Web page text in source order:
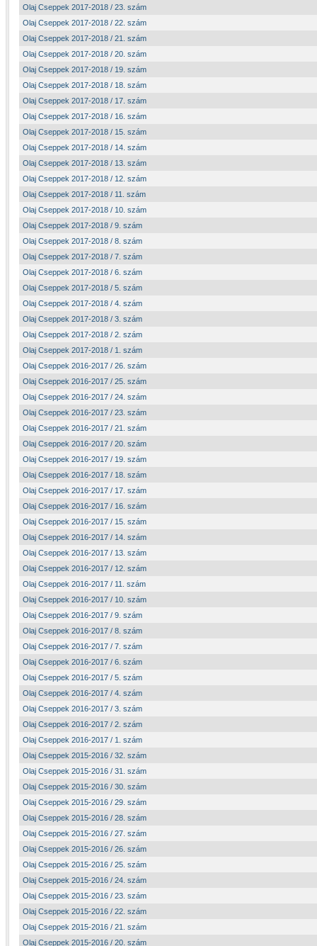
Olaj Cseppek 2017-2018 / 23. szám
Olaj Cseppek 2017-2018 / 22. szám
Olaj Cseppek 2017-2018 / 21. szám
Olaj Cseppek 2017-2018 / 20. szám
Olaj Cseppek 2017-2018 / 19. szám
Olaj Cseppek 2017-2018 / 18. szám
Olaj Cseppek 2017-2018 / 17. szám
Olaj Cseppek 2017-2018 / 16. szám
Olaj Cseppek 2017-2018 / 15. szám
Olaj Cseppek 2017-2018 / 14. szám
Olaj Cseppek 2017-2018 / 13. szám
Olaj Cseppek 2017-2018 / 12. szám
Olaj Cseppek 2017-2018 / 11. szám
Olaj Cseppek 2017-2018 / 10. szám
Olaj Cseppek 2017-2018 / 9. szám
Olaj Cseppek 2017-2018 / 8. szám
Olaj Cseppek 2017-2018 / 7. szám
Olaj Cseppek 2017-2018 / 6. szám
Olaj Cseppek 2017-2018 / 5. szám
Olaj Cseppek 2017-2018 / 4. szám
Olaj Cseppek 2017-2018 / 3. szám
Olaj Cseppek 2017-2018 / 2. szám
Olaj Cseppek 2017-2018 / 1. szám
Olaj Cseppek 2016-2017 / 26. szám
Olaj Cseppek 2016-2017 / 25. szám
Olaj Cseppek 2016-2017 / 24. szám
Olaj Cseppek 2016-2017 / 23. szám
Olaj Cseppek 2016-2017 / 21. szám
Olaj Cseppek 2016-2017 / 20. szám
Olaj Cseppek 2016-2017 / 19. szám
Olaj Cseppek 2016-2017 / 18. szám
Olaj Cseppek 2016-2017 / 17. szám
Olaj Cseppek 2016-2017 / 16. szám
Olaj Cseppek 2016-2017 / 15. szám
Olaj Cseppek 2016-2017 / 14. szám
Olaj Cseppek 2016-2017 / 13. szám
Olaj Cseppek 2016-2017 / 12. szám
Olaj Cseppek 2016-2017 / 11. szám
Olaj Cseppek 2016-2017 / 10. szám
Olaj Cseppek 2016-2017 / 9. szám
Olaj Cseppek 2016-2017 / 8. szám
Olaj Cseppek 2016-2017 / 7. szám
Olaj Cseppek 2016-2017 / 6. szám
Olaj Cseppek 2016-2017 / 5. szám
Olaj Cseppek 2016-2017 / 4. szám
Olaj Cseppek 2016-2017 / 3. szám
Olaj Cseppek 2016-2017 / 2. szám
Olaj Cseppek 2016-2017 / 1. szám
Olaj Cseppek 2015-2016 / 32. szám
Olaj Cseppek 2015-2016 / 31. szám
Olaj Cseppek 2015-2016 / 30. szám
Olaj Cseppek 2015-2016 / 29. szám
Olaj Cseppek 2015-2016 / 28. szám
Olaj Cseppek 2015-2016 / 27. szám
Olaj Cseppek 2015-2016 / 26. szám
Olaj Cseppek 2015-2016 / 25. szám
Olaj Cseppek 2015-2016 / 24. szám
Olaj Cseppek 2015-2016 / 23. szám
Olaj Cseppek 2015-2016 / 22. szám
Olaj Cseppek 2015-2016 / 21. szám
Olaj Cseppek 2015-2016 / 20. szám